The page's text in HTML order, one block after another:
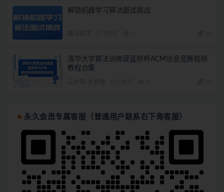
解锁机器学习算法面试挑战
清华大学算法训练营蓝桥杯ACM信息竞赛视频
教程合集
永久会员专属客服（普通用户联系右下角客服）